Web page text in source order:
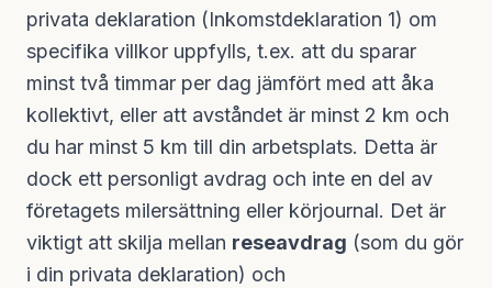
privata deklaration (Inkomstdeklaration 1) om
specifika villkor uppfylls, t.ex. att du sparar
minst två timmar per dag jämfört med att åka
kollektivt, eller att avståndet är minst 2 km och
du har minst 5 km till din arbetsplats. Detta är
dock ett personligt avdrag och inte en del av
företagets milersättning eller körjournal. Det är
viktigt att skilja mellan reseavdrag (som du gör
i din privata deklaration) och